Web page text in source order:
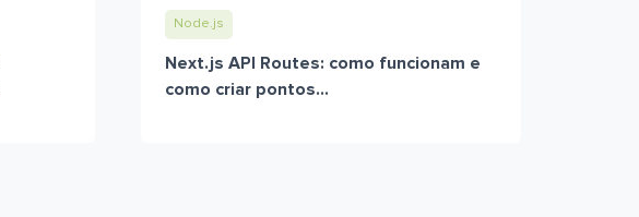
Node.js
Next.js API Routes: como funcionam e
como criar pontos...